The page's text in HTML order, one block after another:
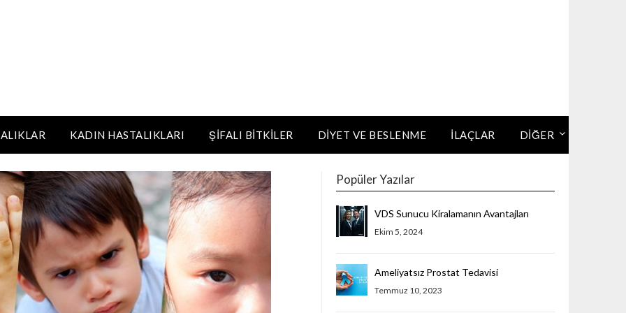
KADIN HASTALIKLARI ŞIFALI BITKILER DIYET VE BESLENME İLAÇLAR DİĞER
Popüler Yazılar
VDS Sunucu Kiralamanın Avantajları
Ekim 5, 2024
Ameliyatsız Prostat Tedavisi
Temmuz 10, 2023